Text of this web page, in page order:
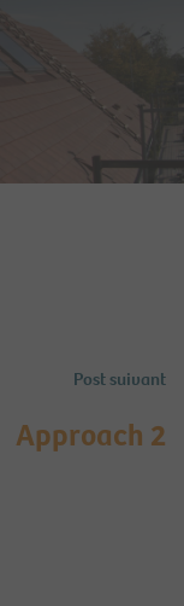
Post suivant
Approach 2